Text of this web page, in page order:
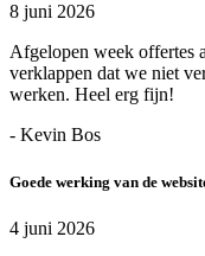
8 juni 2026
Afgelopen week offertes
verklappen dat we niet
werken. Heel erg fijn!
- Kevin Bos
Goede werking van de
4 juni 2026